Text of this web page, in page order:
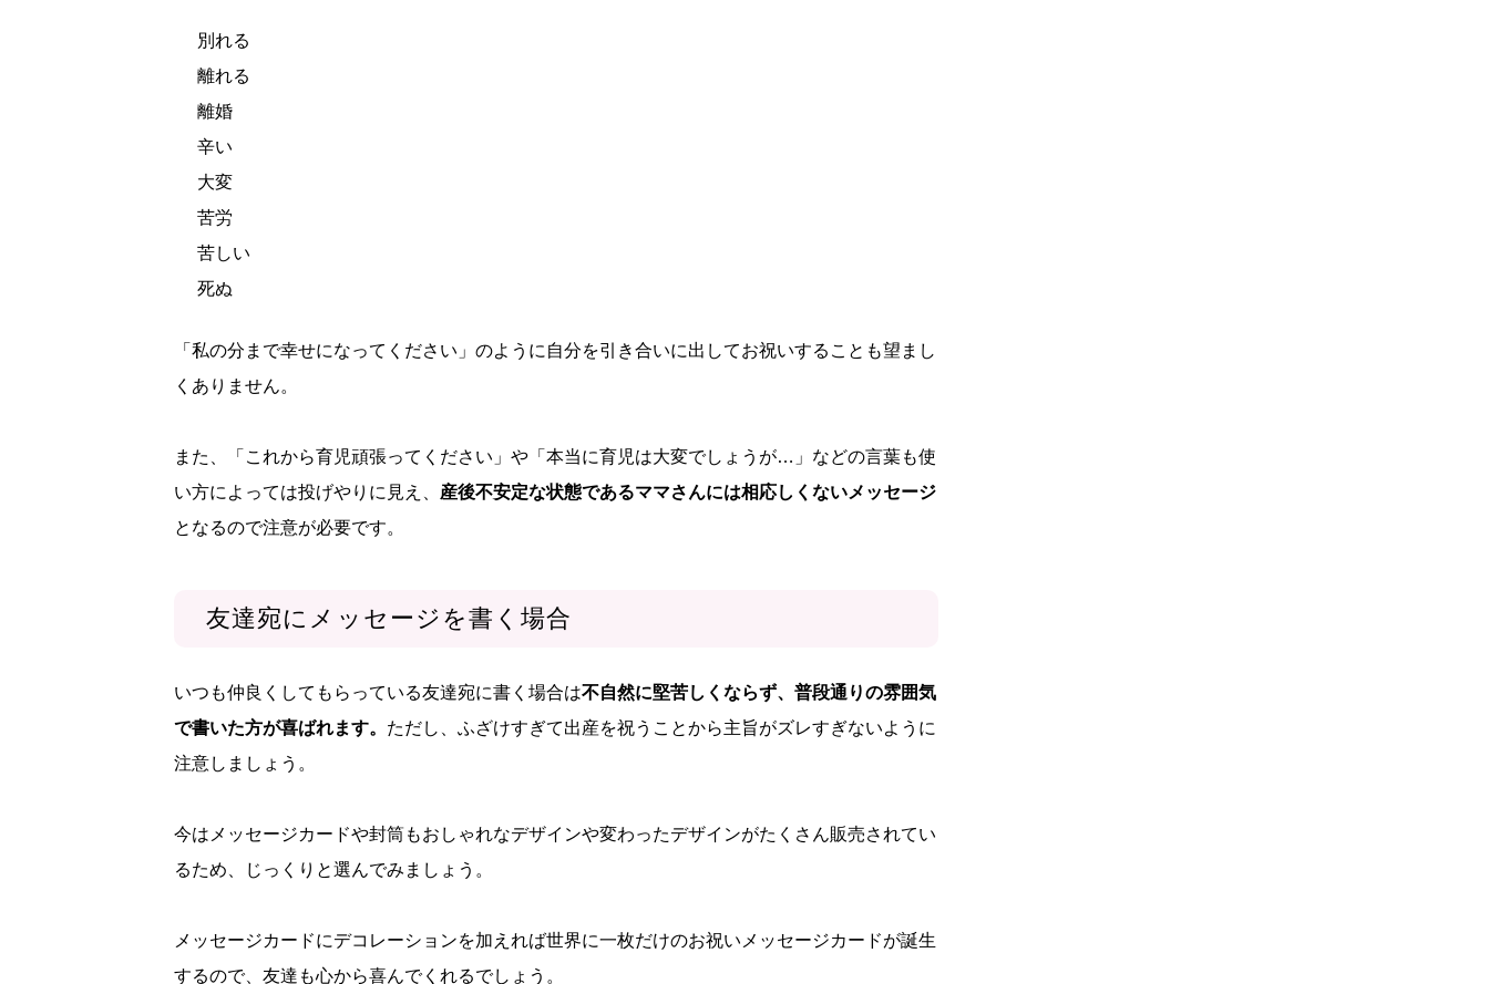
別れる
離れる
離婚
辛い
大変
苦労
苦しい
死ぬ
「私の分まで幸せになってください」のように自分を引き合いに出してお祝いすることも望まし
くありません。
また、「これから育児頑張ってください」や「本当に育児は大変でしょうが…」などの言葉も使
い方によっては投げやりに見え、 産後不安定な状態であるママさんには相応しくないメッセージ
となるので注意が必要です。
友達宛にメッセージを書く場合
いつも仲良くしてもらっている友達宛に書く場合は不自然に堅苦しくならず、普段通りの雰囲気
で書いた方が喜ばれます。 ただし、ふざけすぎて出産を祝うことから主旨がズレすぎないように
注意しましょう。
今はメッセージカードや封筒もおしゃれなデザインや変わったデザインがたくさん販売されてい
るため、じっくりと選んでみましょう。
メッセージカードにデコレーションを加えれば世界に一枚だけのお祝いメッセージカードが誕生
するので、友達も心から喜んでくれるでしょう。